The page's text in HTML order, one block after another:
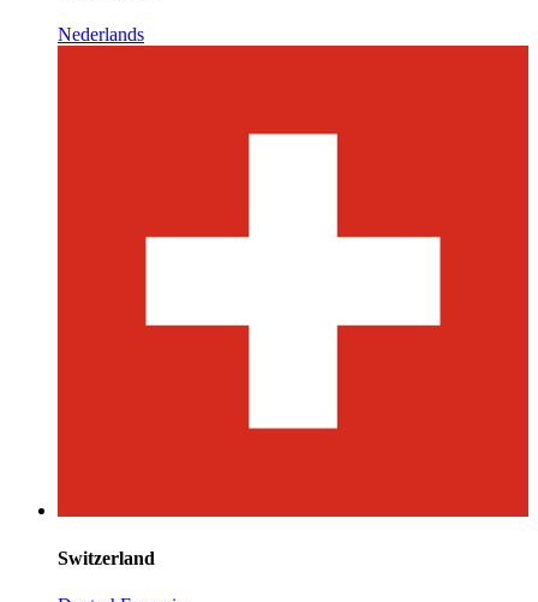
Nederlands
Switzerland